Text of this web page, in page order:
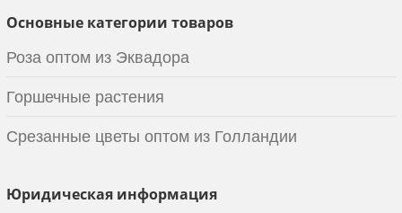
Основные категории товаров
Роза оптом из Эквадора
Горшечные растения
Срезанные цветы оптом из Голландии
Юридическая информация